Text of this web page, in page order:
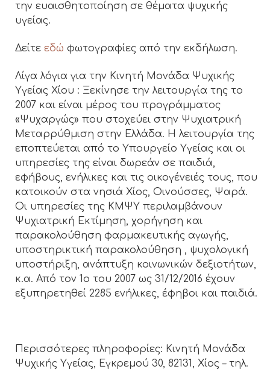
την ευαισθητοποίηση σε θέματα ψυχικής
υγείας.
Δείτε εδώ φωτογραφίες από την εκδήλωση.
Λίγα λόγια για την Κινητή Μονάδα Ψυχικής
Υγείας Χίου : Ξεκίνησε την λειτουργία της το
2007 και είναι μέρος του προγράμματος
«Ψυχαργώς» που στοχεύει στην Ψυχιατρική
Μεταρρύθμιση στην Ελλάδα. Η λειτουργία της
εποπτεύεται από το Υπουργείο Υγείας και οι
υπηρεσίες της είναι δωρεάν σε παιδιά,
εφήβους, ενήλικες και τις οικογένειές τους, που
κατοικούν στα νησιά Χίος, Οινούσσες, Ψαρά.
Οι υπηρεσίες της ΚΜΨΥ περιλαμβάνουν
Ψυχιατρική Εκτίμηση, χορήγηση και
παρακολούθηση φαρμακευτικής αγωγής,
υποστηρικτική παρακολούθηση , ψυχολογική
υποστήριξη, ανάπτυξη κοινωνικών δεξιοτήτων,
κ.α. Από τον 1ο του 2007 ως 31/12/2016 έχουν
εξυπηρετηθεί 2285 ενήλικες, έφηβοι και παιδιά.
Περισσότερες πληροφορίες: Κινητή Μονάδα
Ψυχικής Υγείας, Εγκρεμού 30, 82131, Χίος – τηλ.